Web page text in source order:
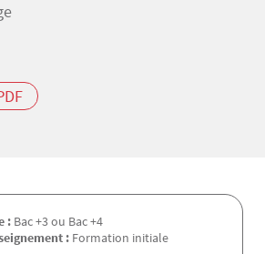
: Bac +3 ou Bac +4
: Formation initiale